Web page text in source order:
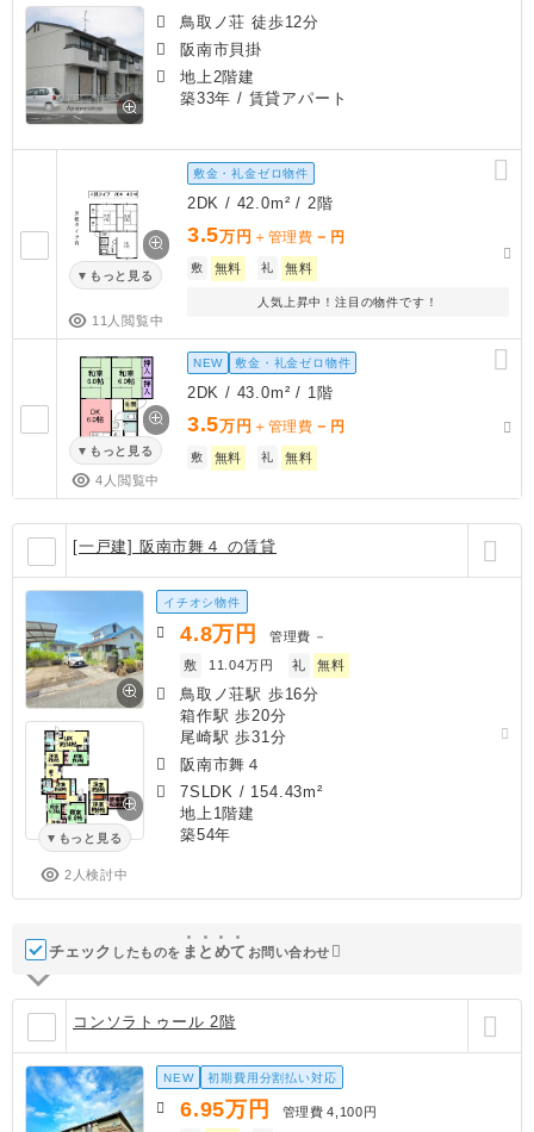
鳥取ノ荘 徒歩12分
阪南市貝掛
地上2階建
築33年 / 賃貸アパート
もっと見る
11人閲覧中
敷金・礼金ゼロ物件
2DK / 42.0m² / 2階
3.5万円 ＋管理費 － 円
敷 無料 礼 無料
人気上昇中！注目の物件です！
もっと見る
4人閲覧中
NEW 敷金・礼金ゼロ物件
2DK / 43.0m² / 1階
3.5万円 ＋管理費 － 円
敷 無料 礼 無料
[一戸建] 阪南市舞４ の賃貸
もっと見る
2人検討中
イチオシ物件
4.8万円 管理費 －
敷
11.04万円 礼 無料
鳥取ノ荘駅 歩16分
箱作駅 歩20分
尾崎駅 歩31分
阪南市舞４
7SLDK / 154.43m²
地上1階建
築54年
チェック したものを ま と めて お問い合わせ
コンソラトゥール 2階
NEW 初期費用分割払い対応
6.95万円 管理費 4,100円